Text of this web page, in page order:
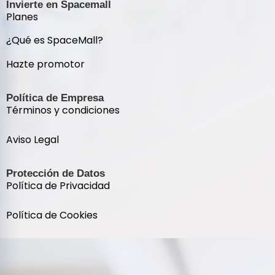
Invierte en Spacemall
Planes
¿Qué es SpaceMall?
Hazte promotor
Política de Empresa
Términos y condiciones
Aviso Legal
Protección de Datos
Política de Privacidad
Política de Cookies